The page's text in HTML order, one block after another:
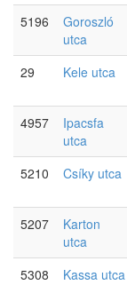
5196
Goroszló
utca
29
Kele utca
4957
Ipacsfa
utca
5210
Csíky utca
5207
Karton
utca
5308
Kassa utca